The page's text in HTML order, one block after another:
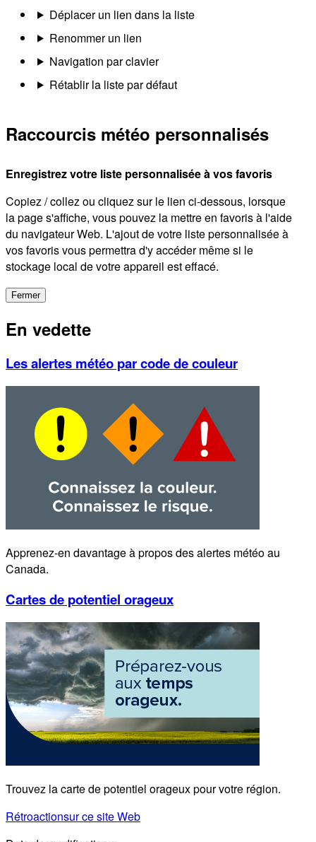
Déplacer un lien dans la liste
Renommer un lien
Navigation par clavier
Rétablir la liste par défaut
Raccourcis météo personnalisés
Enregistrez votre liste personnalisée à vos favoris
Copiez / collez ou cliquez sur le lien ci-dessous, lorsque
la page s'affiche, vous pouvez la mettre en favoris à l'aide
du navigateur Web. L'ajout de votre liste personnalisée à
vos favoris vous permettra d'y accéder même si le
stockage local de votre appareil est effacé.
Fermer
En vedette
Les alertes météo par code de couleur
Apprenez-en davantage à propos des alertes météo au
Canada.
Cartes de potentiel orageux
Trouvez la carte de potentiel orageux pour votre région.
Rétroactionsur ce site Web